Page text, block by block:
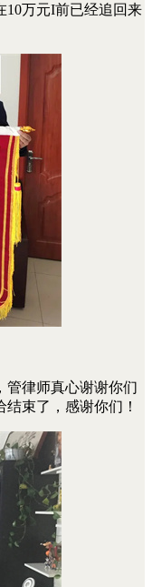
10万元I前已经追回来
管律师真心谢谢你们
束了，感谢你们！